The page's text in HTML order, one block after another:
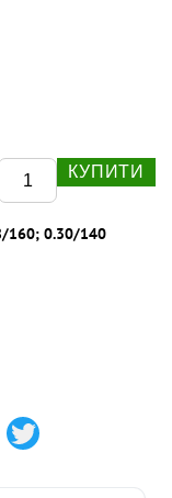
КУПИТИ
160; 0.30/140